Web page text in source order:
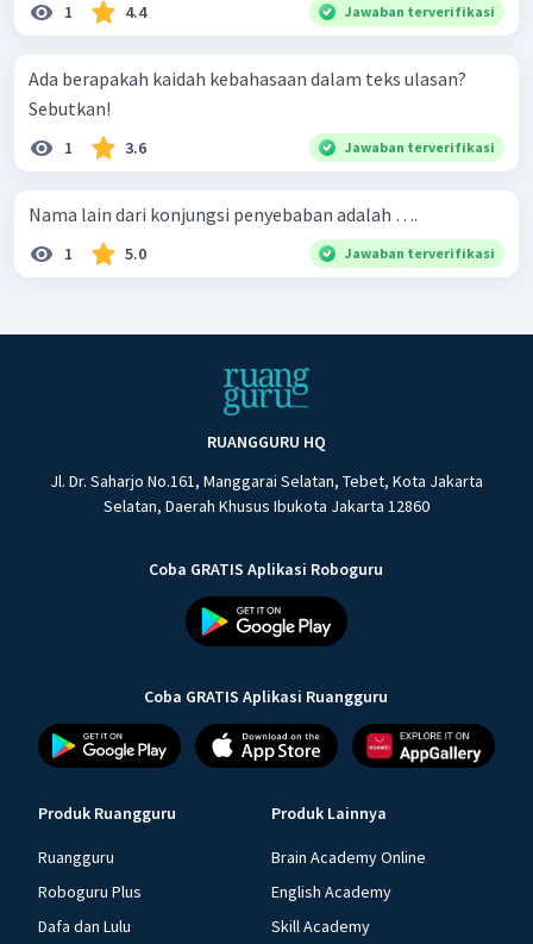
1 4.4 Jawaban terverifikasi
Ada berapakah kaidah kebahasaan dalam teks ulasan?
Sebutkan!
1 3.6 Jawaban terverifikasi
Nama lain dari konjungsi penyebaban adalah ….
1 5.0 Jawaban terverifikasi
RUANGGURU HQ
Jl. Dr. Saharjo No.161, Manggarai Selatan, Tebet, Kota Jakarta
Selatan, Daerah Khusus Ibukota Jakarta 12860
Coba GRATIS Aplikasi Roboguru
Coba GRATIS Aplikasi Ruangguru
Produk Ruangguru
Ruangguru
Roboguru Plus
Dafa dan Lulu
Produk Lainnya
Brain Academy Online
English Academy
Skill Academy